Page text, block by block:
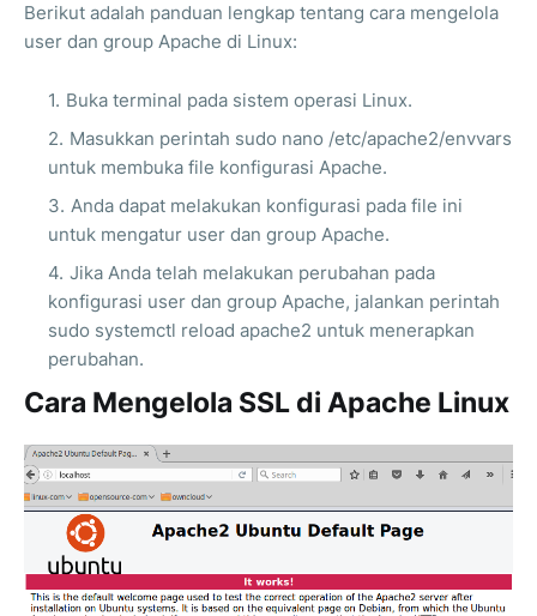
Berikut adalah panduan lengkap tentang cara mengelola
user dan group Apache di Linux:
Buka terminal pada sistem operasi Linux.
Masukkan perintah sudo nano /etc/apache2/envvars
untuk membuka file konfigurasi Apache.
Anda dapat melakukan konfigurasi pada file ini
untuk mengatur user dan group Apache.
Jika Anda telah melakukan perubahan pada
konfigurasi user dan group Apache, jalankan perintah
sudo systemctl reload apache2 untuk menerapkan
perubahan.
Cara Mengelola SSL di Apache Linux